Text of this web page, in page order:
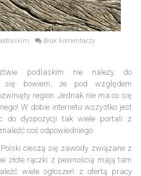
Brak komentarzy
podlaskim nie należy do
się bowiem, że pod względem
region. Jednak nie ma co się
W dobie internetu wszystko jest
do dyspozycji tak wiele portali z
coś odpowiedniego.
cieszą się zawody związane z
złote rączki z pewnością mają tam
wiele ogłoszeń z ofertą pracy